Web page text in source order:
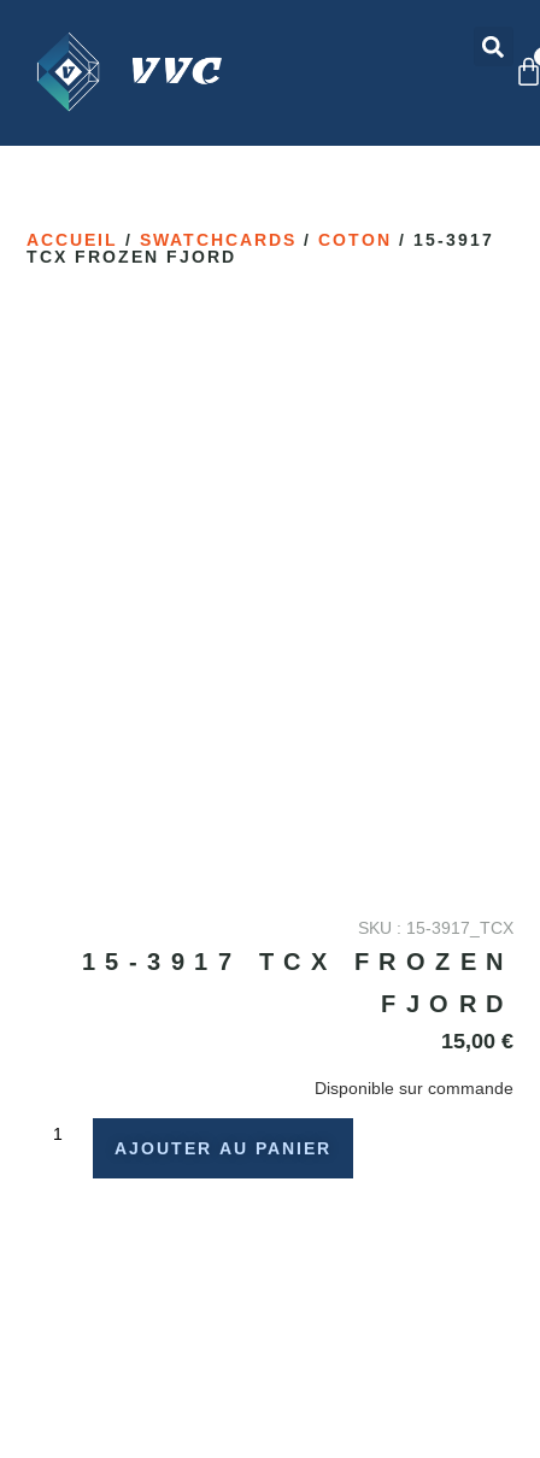
ACCUEIL /SWATCHCARDS /COTON / 15-3917
TCX FROZEN FJORD
SKU : 15-3917_TCX
15-3917 TCX FROZEN
FJORD
15,00 €
Disponible sur commande
AJOUTER AU PANIER